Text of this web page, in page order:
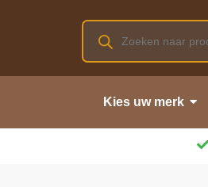
Kies uw merk